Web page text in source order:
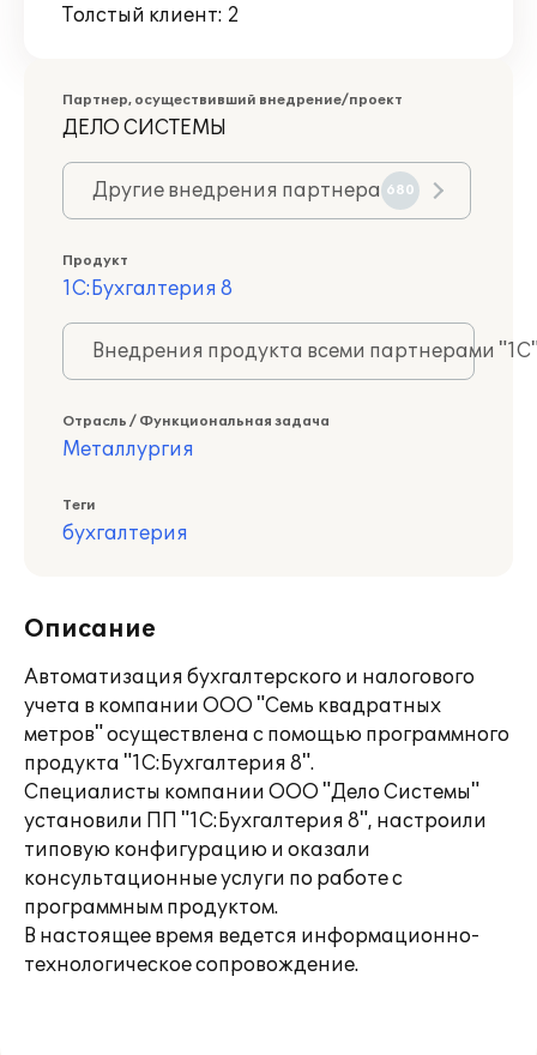
Толстый клиент: 2
Партнер, осуществивший внедрение/проект
ДЕЛО СИСТЕМЫ
Другие внедрения партнера 680
Продукт
1С:Бухгалтерия 8
Внедрения продукта всеми партнерами
Отрасль / Функциональная задача
Металлургия
Теги
бухгалтерия
Описание
Автоматизация бухгалтерского и налогового
учета в компании ООО "Семь квадратных
метров" осуществлена с помощью программного
продукта "1С:Бухгалтерия 8".
Специалисты компании ООО "Дело Системы"
установили ПП "1С:Бухгалтерия 8", настроили
типовую конфигурацию и оказали
консультационные услуги по работе с
программным продуктом.
В настоящее время ведется информационно-
технологическое сопровождение.